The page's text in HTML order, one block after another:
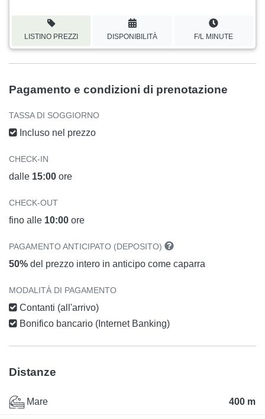
LISTINO PREZZI DISPONIBILITÀ F/L MINUTE
Pagamento e condizioni di prenotazione
TASSA DI SOGGIORNO
Incluso nel prezzo
CHECK-IN
dalle 15:00 ore
CHECK-OUT
fino alle 10:00 ore
PAGAMENTO ANTICIPATO (DEPOSITO)
50% del prezzo intero in anticipo come caparra
MODALITÀ DI PAGAMENTO
Contanti (all'arrivo)
Bonifico bancario (Internet Banking)
Distanze
Mare 400 m